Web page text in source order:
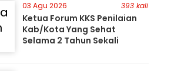
03 Agu 2026 393 kali
Ketua Forum KKS Penilaian
Kab/Kota Yang Sehat
Selama 2 Tahun Sekali